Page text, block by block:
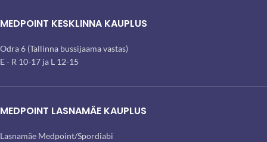
MEDPOINT KESKLINNA KAUPLUS
Odra 6 (Tallinna bussijaama vastas)
E - R 10-17 ja L 12-15
MEDPOINT LASNAMÄE KAUPLUS
Lasnamäe Medpoint/Spordiabi